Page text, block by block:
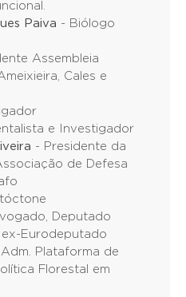
Paiva - Biólogo
Assembleia
Cales e
e Investigador
- Presidente da
de Defesa
Deputado
ex-Eurodeputado
Plataforma de
Florestal em